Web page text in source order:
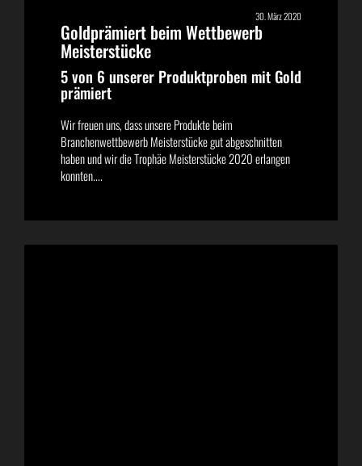
30. März 2020
Goldprämiert beim Wettbewerb
Meisterstücke
5 von 6 unserer Produktproben mit Gold
prämiert
Wir freuen uns, dass unsere Produkte beim
Branchenwettbewerb Meisterstücke gut abgeschnitten
haben und wir die Trophäe Meisterstücke 2020 erlangen
konnten....